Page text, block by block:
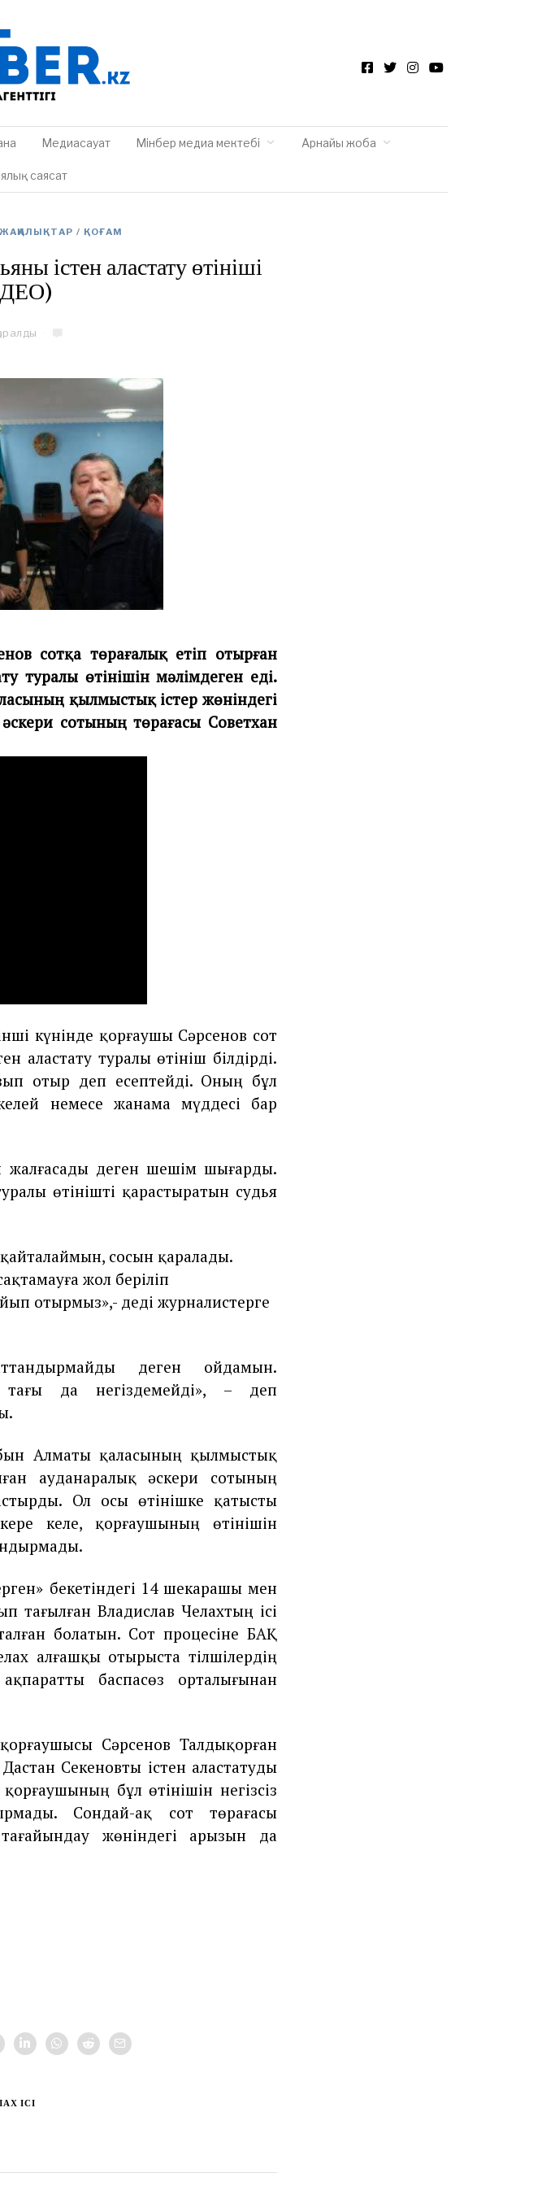
Медиасауат Мінбер медиа мектебі Арнайы жоба
саясат
ЖАҢАЛЫҚТАР / ҚОҒАМ
істен аластату өтініші
сотқа төрағалық етіп отырған
туралы өтінішін мәлімдеген еді.
қылмыстық істер жөніндегі
сотының төрағасы Советхан
күнінде қорғаушы Сәрсенов сот
аластату туралы өтініш білдірді.
отыр деп есептейді. Оның бұл
немесе жанама мүддесі бар
жалғасады деген шешім шығарды.
өтінішті қарастыратын судья
сосын қаралады.
жол беріліп
отырмыз»,- деді журналистерге
деген ойдамын.
тағы да негіздемейді», – деп
Алматы қаласының қылмыстық
ауданаралық әскери сотының
Ол осы өтінішке қатысты
келе, қорғаушының өтінішін
бекетіндегі 14 шекарашы мен
тағылған Владислав Челахтың ісі
болатын. Сот процесіне БАҚ
алғашқы отырыста тілшілердің
баспасөз орталығынан
Сәрсенов Талдықорған
Секеновты істен аластатуды
бұл өтінішін негізсіз
Сондай-ақ сот төрағасы
жөніндегі арызын да
ІСІ